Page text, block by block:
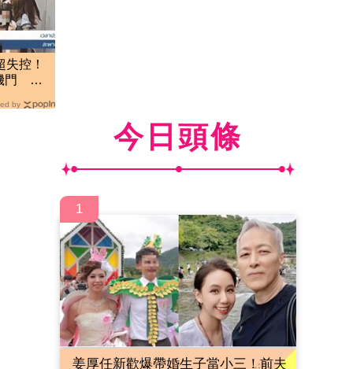
控！
門 泰
by
今日頭條
1
姜厚任新歡爆帶婚生子當小三！前夫